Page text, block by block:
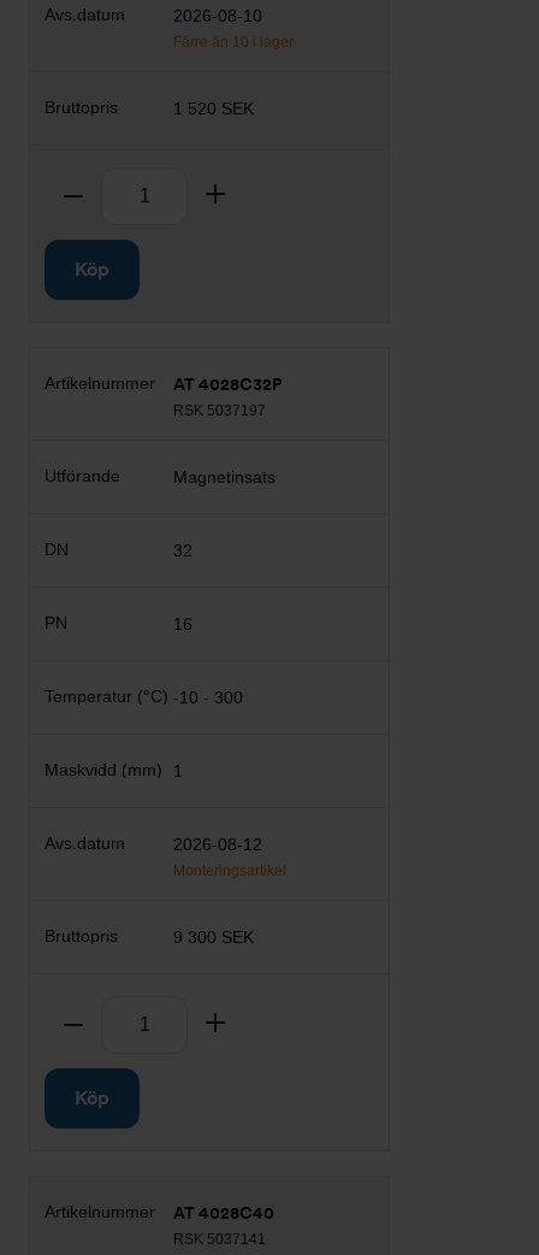
2026-08-10
Färre än 10 i lager
1 520 SEK
Ta bort
Köp
AT 4028C32P
RSK 5037197
Magnetinsats
32
16
-10 - 300
1
2026-08-12
Monteringsartikel
9 300 SEK
Ta bort
Köp
AT 4028C40
RSK 5037141